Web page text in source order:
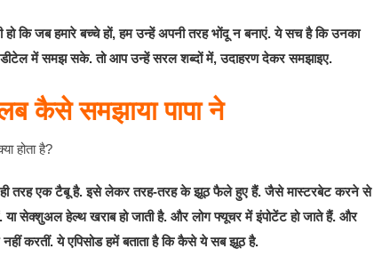
कि जब हमारे बच्चे हों, हम उन्हें अपनी तरह भोंदू न बनाएं. ये सच है कि उनका
डीटेल में समझ सके. तो आप उन्हें सरल शब्दों में, उदाहरण देकर समझाइए.
कैसे समझाया पापा ने
ही तरह एक टैबू है. इसे लेकर तरह-तरह के झूठ फैले हुए हैं. जैसे मास्टरबेट करने से
सेक्शुअल हेल्थ खराब हो जाती है. और लोग फ्यूचर में इंपोटेंट हो जाते हैं. और
करतीं. ये एपिसोड हमें बताता है कि कैसे ये सब झूठ है.